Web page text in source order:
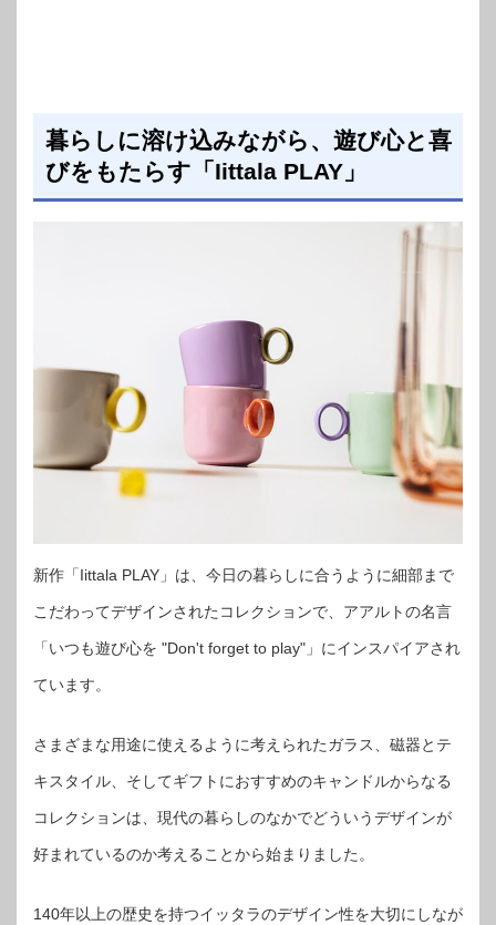
暮らしに溶け込みながら、遊び心と喜
びをもたらす「Iittala PLAY」
新作「Iittala PLAY」は、今日の暮らしに合うように細部まで
こだわってデザインされたコレクションで、アアルトの名言
「いつも遊び心を "Don't forget to play"」にインスパイアされ
ています。
さまざまな用途に使えるように考えられたガラス、磁器とテ
キスタイル、そしてギフトにおすすめのキャンドルからなる
コレクションは、現代の暮らしのなかでどういうデザインが
好まれているのか考えることから始まりました。
140年以上の歴史を持つイッタラのデザイン性を大切にしなが